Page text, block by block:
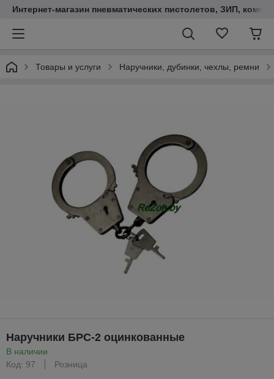
Интернет-магазин пневматических пистолетов, ЗИП,
Товары и услуги Наручники, дубинки, чехлы, ремни
Наручники БРС-2 оцинкованные
В наличии
Код: 97
Розница